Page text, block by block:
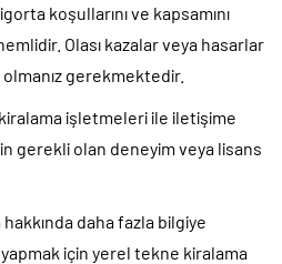
koşullarını ve kapsamını
Olası kazalar veya hasarlar
olmanız gerekmektedir.
işletmeleri ile iletişime
gerekli olan deneyim veya lisans
daha fazla bilgiye
için yerel tekne kiralama